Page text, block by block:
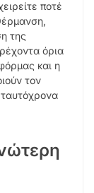
ποτέ
της
όρια
και η
τον
ταυτόχρονα